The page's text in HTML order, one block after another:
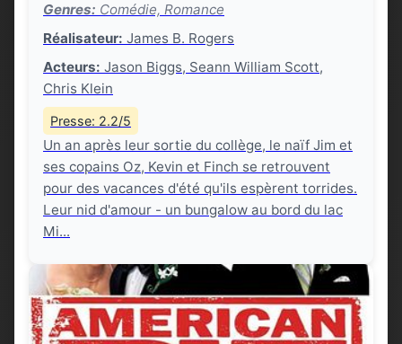
Genres: Comédie, Romance
Réalisateur: James B. Rogers
Acteurs: Jason Biggs, Seann William Scott,
Chris Klein
Presse: 2.2/5
Un an après leur sortie du collège, le naïf Jim et
ses copains Oz, Kevin et Finch se retrouvent
pour des vacances d'été qu'ils espèrent torrides.
Leur nid d'amour - un bungalow au bord du lac
Mi...